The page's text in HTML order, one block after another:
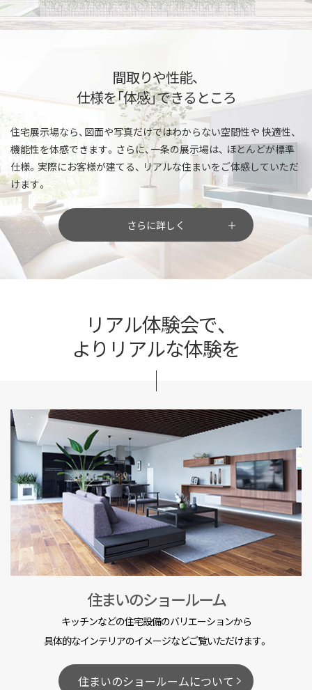
間取りや性能、
仕様を「体感」できるところ
住宅展示場なら、図面や写真だけではわからない空間性や 快適性、
機能性を体感できます。さらに、一条の展示場は、 ほとんどが標準
仕様。実際にお客様が建てる、 リアルな住まいをご体感していただ
けます。
さらに詳しく
リアル体験会で、
よりリアルな体験を
住まいのショールーム
キッチンなどの住宅設備のバリエーションから
具体的なインテリアのイメージなどご覧いただけます。
住まいのショールームについて